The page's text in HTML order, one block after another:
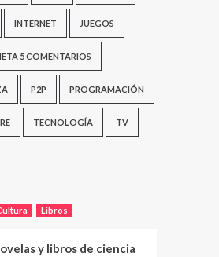
INTERNET JUEGOS
5 COMENTARIOS
P2P PROGRAMACIÓN
TECNOLOGÍA TV
Libros
y libros de ciencia